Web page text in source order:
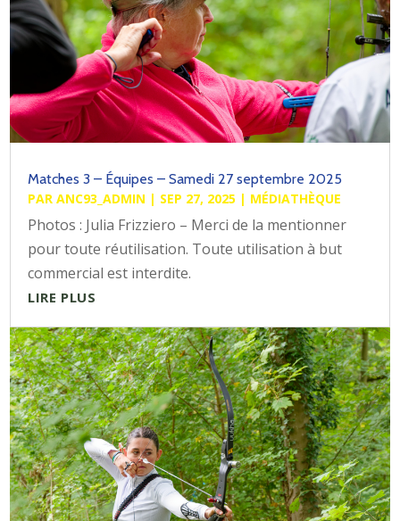
Matches 3 – Équipes – Samedi 27 septembre 2025
PARANC93_ADMIN | SEP 27, 2025 | MÉDIATHÈQUE
Photos : Julia Frizziero – Merci de la mentionner
pour toute réutilisation. Toute utilisation à but
commercial est interdite.
LIRE PLUS